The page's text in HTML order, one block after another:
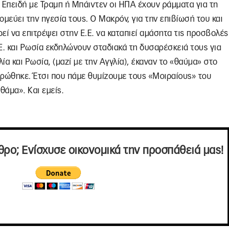
με Τραμπ ή Μπάιντεν οι ΗΠΑ έχουν ράμματα για τη
την ηγεσία τους. Ο Μακρόν, για την επιβίωσή του και
να επιτρέψει στην Ε.Ε. να καταπιεί αμάσητα τις προσβολές
Ρωσία εκδηλώνουν σταδιακά τη δυσαρέσκειά τους για
και Ρωσία, (μαζί με την Αγγλία), έκαναν το «θαύμα» στο
Έτσι που πάμε θυμίζουμε τους «Μοιραίους» του
Και εμείς.
Ενίσχυσε οικονομικά την προσπάθειά μας!